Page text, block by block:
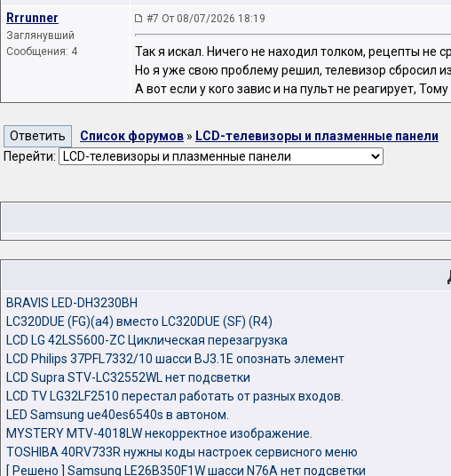
Rrrunner
Заглянувший
Сообщения: 4
#7 От 08/07/2026 18:19
Так я искал. Ничего не находил толком, рецепты не
Но я уже свою проблему решил, телевизор сбросил
А вот если у кого завис и на пульт не реагирует,
Список форумов » LCD-телевизоры и плазменные панели
Перейти:
BRAVIS LED-DH3230BH
LC320DUE (FG)(a4) вместо LC320DUE (SF) (R4)
LCD LG 42LS5600-ZC Циклическая перезагрузка
LCD Philips 37PFL7332/10 шасси BJ3.1E опознать элемент
LCD Supra STV-LC32552WL нет подсветки
LCD TV LG32LF2510 перестал работать от разных входов.
LED Samsung ue40es6540s в автоном.
MYSTERY MTV-4018LW некорректное изображение.
TOSHIBA 40RV733R нужны коды настроек сервисного меню
[ Решено ] Samsung LE26B350F1W шасси N76A нет подсветки